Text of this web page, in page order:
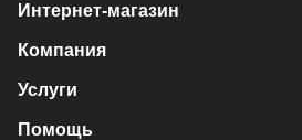
Интернет-магазин
Компания
Услуги
Помощь